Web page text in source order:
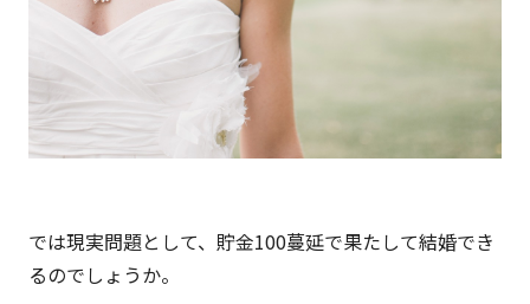
では現実問題として、貯金100蔓延で果たして結婚でき
るのでしょうか。